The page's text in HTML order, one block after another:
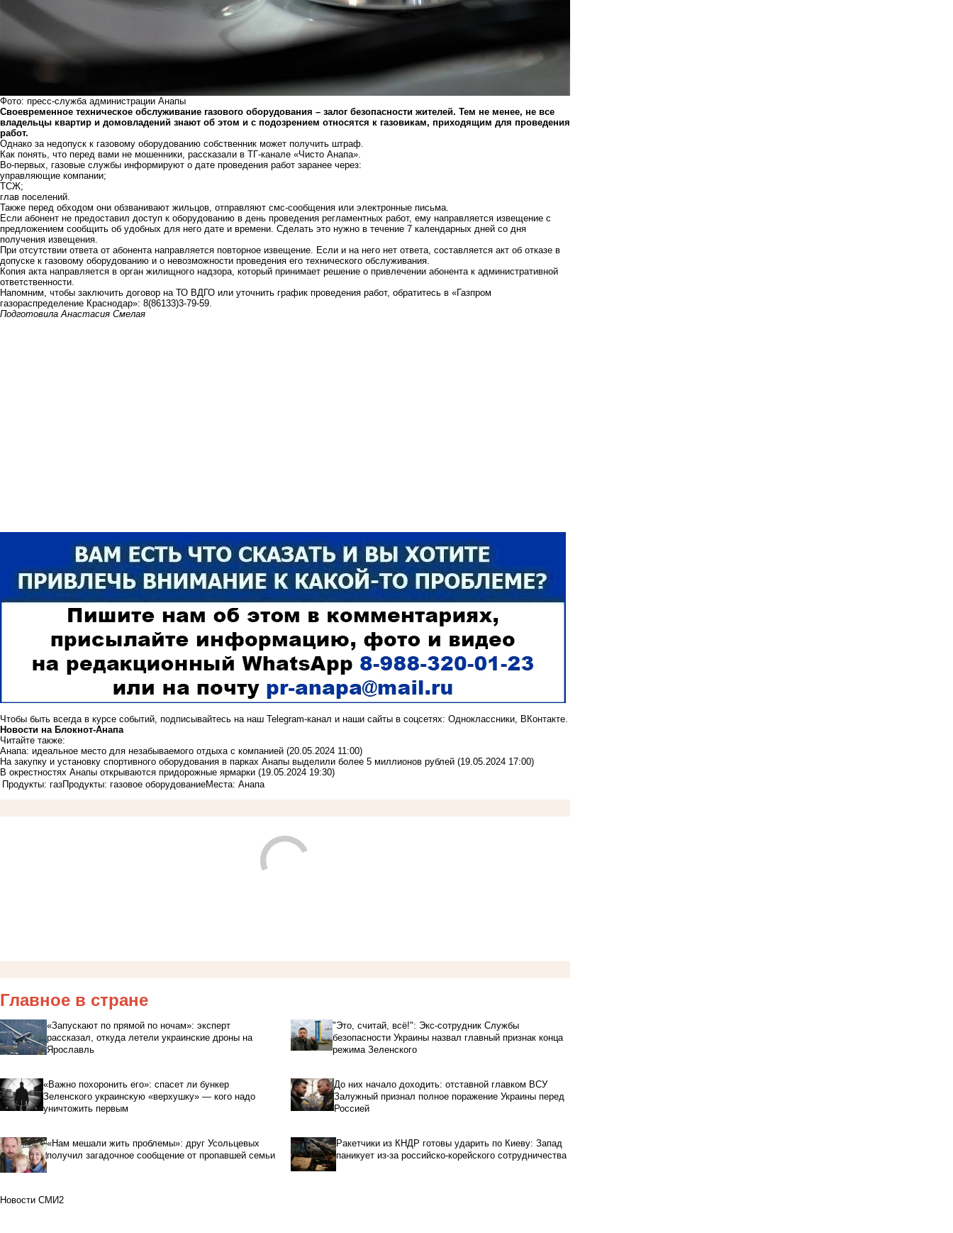
Фото: пресс-служба администрации Анапы
Своевременное техническое обслуживание газового оборудования – залог безопасности жителей. Тем не менее, не все
владельцы квартир и домовладений знают об этом и с подозрением относятся к газовикам, приходящим для проведения
работ.
Однако за недопуск к газовому оборудованию собственник может получить штраф.
Как понять, что перед вами не мошенники, рассказали в ТГ-канале «Чисто Анапа».
Во-первых, газовые службы информируют о дате проведения работ заранее через:
управляющие компании;
ТСЖ;
глав поселений.
Также перед обходом они обзванивают жильцов, отправляют смс-сообщения или электронные письма.
Если абонент не предоставил доступ к оборудованию в день проведения регламентных работ, ему направляется извещение с
предложением сообщить об удобных для него дате и времени. Сделать это нужно в течение 7 календарных дней со дня
получения извещения.
При отсутствии ответа от абонента направляется повторное извещение. Если и на него нет ответа, составляется акт об отказе в
допуске к газовому оборудованию и о невозможности проведения его технического обслуживания.
Копия акта направляется в орган жилищного надзора, который принимает решение о привлечении абонента к административной
ответственности.
Напомним, чтобы заключить договор на ТО ВДГО или уточнить график проведения работ, обратитесь в «Газпром
газораспределение Краснодар»: 8(86133)3-79-59.
Подготовила Анастасия Смелая
Чтобы быть всегда в курсе событий, подписывайтесь на наш Telegram-канал и наши сайты в соцсетях: Одноклассники, ВКонтакте
Новости на Блoкнoт-Анапа
Читайте также:
Анапа: идеальное место для незабываемого отдыха с компанией (20.05.2024 11:00)
На закупку и установку спортивного оборудования в парках Анапы выделили более 5 миллионов рублей (19.05.2024 17:00)
В окрестностях Анапы открываются придорожные ярмарки (19.05.2024 19:30)
Продукты: газПродукты: газовое оборудованиеМеста: Анапа
Главное в стране
«Запускают по прямой по ночам»: эксперт
рассказал, откуда летели украинские дроны на
Ярославль
"Это, считай, всё!": Экс-сотрудник Службы
безопасности Украины назвал главный признак конца
режима Зеленского
«Важно похоронить его»: спасет ли бункер
Зеленского украинскую «верхушку» — кого надо
уничтожить первым
До них начало доходить: отставной главком ВСУ
Залужный признал полное поражение Украины перед
Россией
«Нам мешали жить проблемы»: друг Усольцевых
получил загадочное сообщение от пропавшей семьи
Ракетчики из КНДР готовы ударить по Киеву: Запад
паникует из-за российско-корейского сотрудничества
Новости СМИ2